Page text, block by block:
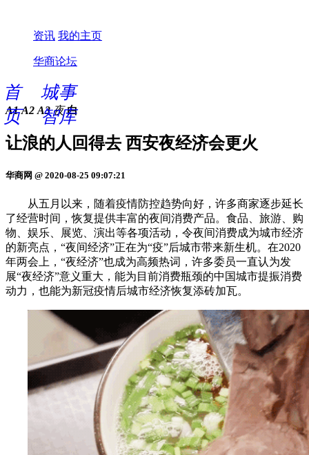
资讯 我的主页
华商论坛
首
页
城事
智库
A1 A2 A3 夜 白
让浪的人回得去 西安夜经济会更火
华商网 @ 2020-08-25 09:07:21
从五月以来，随着疫情防控趋势向好，许多商家逐步延长
了经营时间，恢复提供丰富的夜间消费产品。食品、旅游、购
物、娱乐、展览、演出等各项活动，令夜间消费成为城市经济
的新亮点，“夜间经济”正在为“疫”后城市带来新生机。在2020
年两会上，“夜经济”也成为高频热词，许多委员一直认为发
展“夜经济”意义重大，能为目前消费瓶颈的中国城市提振消费
动力，也能为新冠疫情后城市经济恢复添砖加瓦。